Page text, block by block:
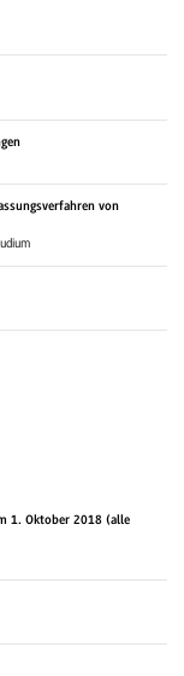
von
1. Oktober 2018 (alle